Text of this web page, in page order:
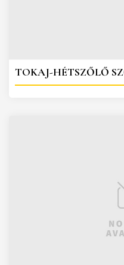
TOKAJ-HÉTSZŐLŐ